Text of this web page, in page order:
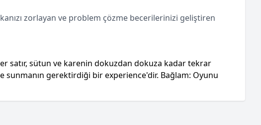
zorlayan ve problem çözme becerilerinizi geliştiren
satır, sütun ve karenin dokuzdan dokuza kadar tekrar
sunmanın gerektirdiği bir experience'dir. Bağlam: Oyunu